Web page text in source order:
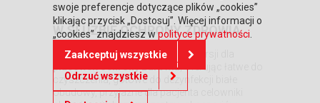
W SŁUŻBIE OCHRONY ZDROWIA
CT30 XP jest dostępny także w wersji dla
placówek ochrony zdrowia
czyszczenia, gotowe do dezynfekcji białe
obudowy, przyjazne dla pacjenta celowniki
swoje preferencje dotyczące plików „cookies”
klikając przycisk „Dostosuj”. Więcej informacji o
„cookies” znajdziesz w polityce prywatności
Zaakceptuj wszystkie
Odrzuć wszystkie